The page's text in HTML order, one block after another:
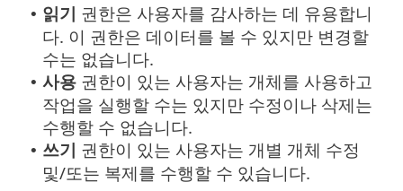
• 읽기 권한은 사용자를 감사하는 데 유용합니
다. 이 권한은 데이터를 볼 수 있지만 변경할
수는 없습니다.
• 사용 권한이 있는 사용자는 개체를 사용하고
작업을 실행할 수는 있지만 수정이나 삭제는
수행할 수 없습니다.
• 쓰기 권한이 있는 사용자는 개별 개체 수정
및/또는 복제를 수행할 수 있습니다.